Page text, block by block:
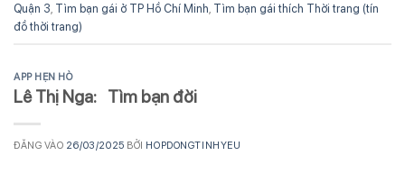
Quận 3 Tìm bạn gái ở TP Hồ Chí Minh Tìm bạn gái thích Thời trang (tín
đồ thời trang)
APP HẸN HÒ
Lê Thị Nga: Tìm bạn đời
ĐĂNG VÀO 26/03/2025 BỞI HOPDONGTINHYEU